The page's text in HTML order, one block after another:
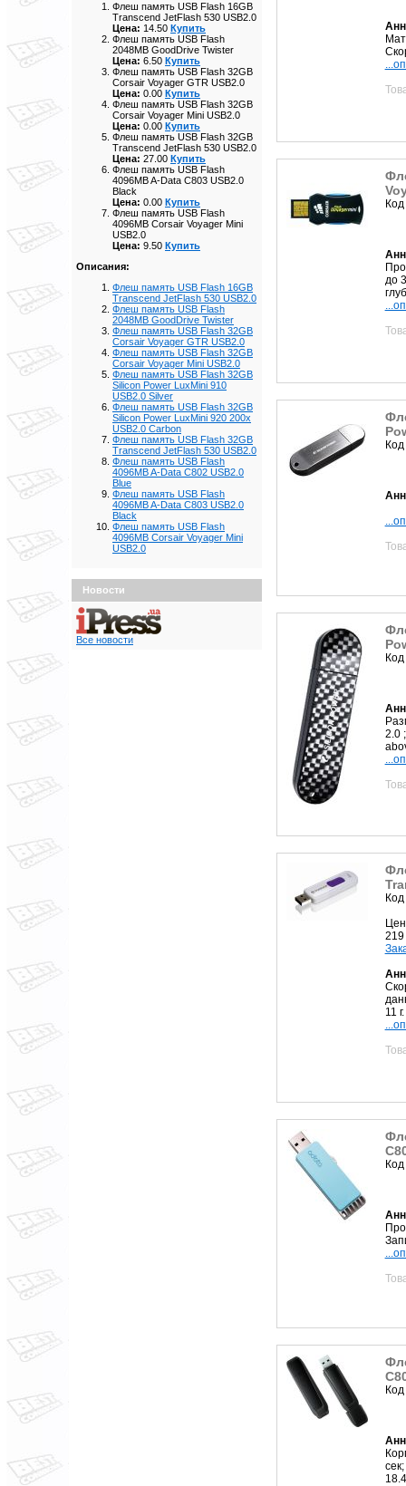
Флеш память USB Flash 16GB
Transcend JetFlash 530 USB2.0
Цена: 14.50 Купить
Флеш память USB Flash
2048MB GoodDrive Twister
Цена: 6.50 Купить
Флеш память USB Flash 32GB
Corsair Voyager GTR USB2.0
Цена: 0.00 Купить
Флеш память USB Flash 32GB
Corsair Voyager Mini USB2.0
Цена: 0.00 Купить
Флеш память USB Flash 32GB
Transcend JetFlash 530 USB2.0
Цена: 27.00 Купить
Флеш память USB Flash
4096MB A-Data C803 USB2.0
Black
Цена: 0.00 Купить
Флеш память USB Flash
4096MB Corsair Voyager Mini
USB2.0
Цена: 9.50 Купить
Описания:
Флеш память USB Flash 16GB
Transcend JetFlash 530 USB2.0
Флеш память USB Flash
2048MB GoodDrive Twister
Флеш память USB Flash 32GB
Corsair Voyager GTR USB2.0
Флеш память USB Flash 32GB
Corsair Voyager Mini USB2.0
Флеш память USB Flash 32GB
Silicon Power LuxMini 910
USB2.0 Silver
Флеш память USB Flash 32GB
Silicon Power LuxMini 920 200x
USB2.0 Carbon
Флеш память USB Flash 32GB
Transcend JetFlash 530 USB2.0
Флеш память USB Flash
4096MB A-Data C802 USB2.0
Blue
Флеш память USB Flash
4096MB A-Data C803 USB2.0
Black
Флеш память USB Flash
4096MB Corsair Voyager Mini
USB2.0
Новости
Все новости
до
2.0
11 г.